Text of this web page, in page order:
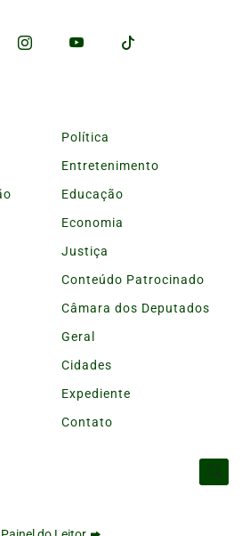
Política
Entretenimento
Educação
Economia
Justiça
Conteúdo Patrocinado
Câmara dos Deputados
Geral
Cidades
Expediente
Contato